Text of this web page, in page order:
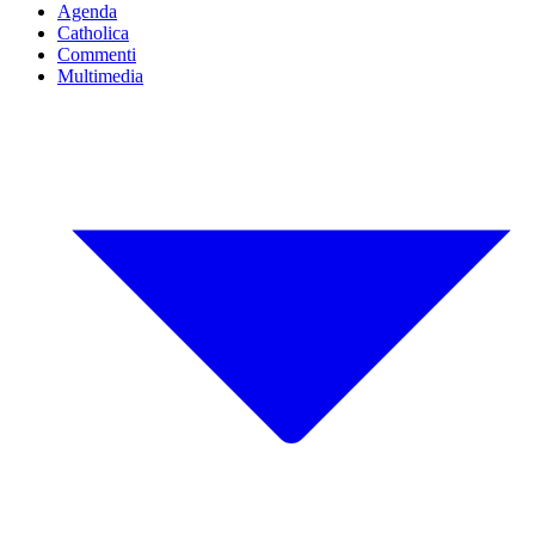
Agenda
Catholica
Commenti
Multimedia